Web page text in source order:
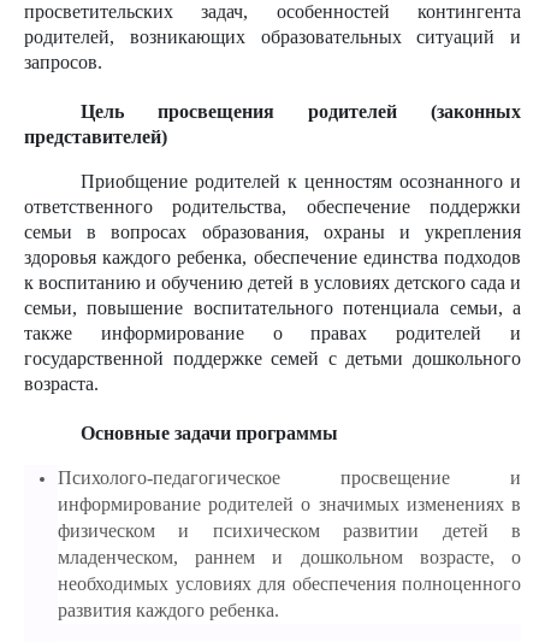
просветительских задач, особенностей контингента
родителей, возникающих образовательных ситуаций и
запросов.
Цель просвещения родителей (законных
представителей)
Приобщение родителей к ценностям осознанного и
ответственного родительства, обеспечение поддержки
семьи в вопросах образования, охраны и укрепления
здоровья каждого ребенка, обеспечение единства подходов
к воспитанию и обучению детей в условиях детского сада и
семьи, повышение воспитательного потенциала семьи, а
также информирование о правах родителей и
государственной поддержке семей с детьми дошкольного
возраста.
Основные задачи программы
Психолого-педагогическое просвещение и
информирование родителей о значимых изменениях в
физическом и психическом развитии детей в
младенческом, раннем и дошкольном возрасте, о
необходимых условиях для обеспечения полноценного
развития каждого ребенка.